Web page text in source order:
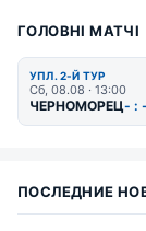
ГОЛОВНІ МАТЧІ
УПЛ. 2-Й ТУР
Сб, 08.08 · 13:00
ЧЕРНОМОРЕЦ- : -
ПОСЛЕДНИЕ